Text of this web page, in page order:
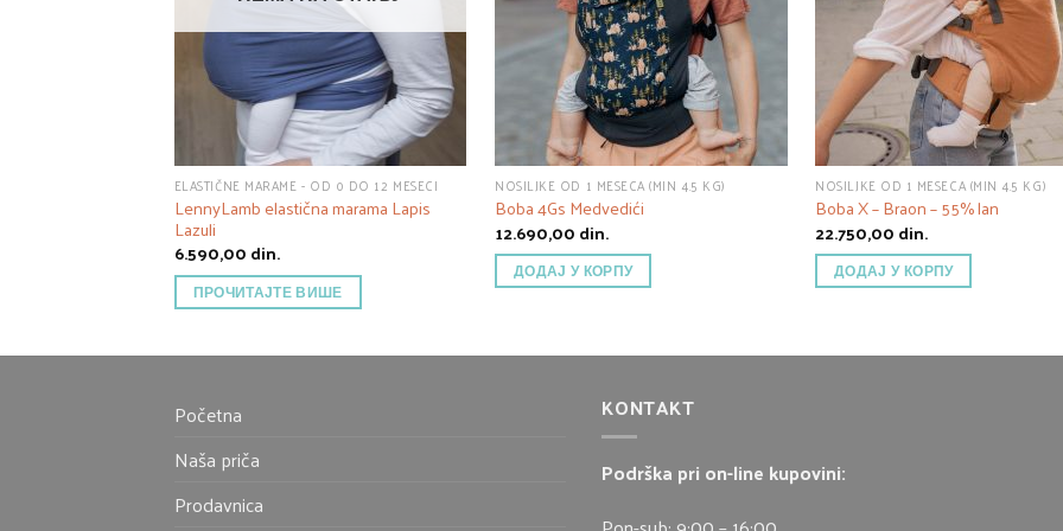
ELASTIČNE MARAME - OD 0 DO 12 MESECI
LennyLamb elastična marama Lapis
Lazuli
6.590,00din.
ПРОЧИТАЈТЕ ВИШЕ
NOSILJKE OD 1 MESECA (MIN 4.5 KG)
Boba 4Gs Medvedići
12.690,00din.
ДОДАЈ У КОРПУ
NOSILJKE OD 1 MESECA (MIN 4.5 KG)
Boba X – Braon – 55% lan
22.750,00din.
ДОДАЈ У КОРПУ
Početna
Naša priča
Prodavnica
KONTAKT
Podrška pri on-line kupovini: